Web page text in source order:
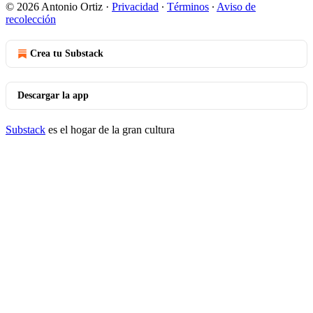
© 2026 Antonio Ortiz · Privacidad ∙ Términos ∙ Aviso de
recolección
Crea tu Substack
Descargar la app
Substack es el hogar de la gran cultura